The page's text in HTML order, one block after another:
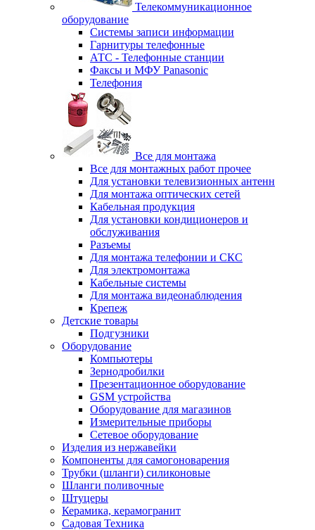
Телекоммуникационное
оборудование
Системы записи информации
Гарнитуры телефонные
АТС - Телефонные станции
Факсы и МФУ Panasonic
Телефония
Все для монтажа
Все для монтажных работ прочее
Для установки телевизионных антенн
Для монтажа оптических сетей
Кабельная продукция
Для установки кондиционеров и
обслуживания
Разъемы
Для монтажа телефонии и СКС
Для электромонтажа
Кабельные системы
Для монтажа видеонаблюдения
Крепеж
Детские товары
Подгузники
Оборудование
Компьютеры
Зернодробилки
Презентационное оборудование
GSM устройства
Оборудование для магазинов
Измерительные приборы
Сетевое оборудование
Изделия из нержавейки
Компоненты для самогоноварения
Трубки (шланги) силиконовые
Шланги поливочные
Штуцеры
Керамика, керамогранит
Садовая Техника